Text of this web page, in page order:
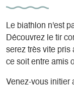
Le biathlon n'est
Découvrez le tir
serez très vite pris
ce soit entre amis
Venez-vous initier